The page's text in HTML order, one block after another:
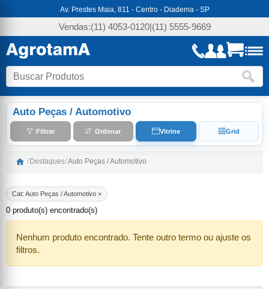
Av. Prestes Maia, 811 - Centro - Diadema - SP
Vendas:(11) 4053-0120|(11) 5555-9669
Auto Peças / Automotivo
Filtrar Ordenar Vitrine Grid
/ Destaques/Auto Peças / Automotivo
Cat: Auto Peças / Automotivo ×
0 produto(s) encontrado(s)
Nenhum produto encontrado. Tente outro termo ou ajuste os
filtros.